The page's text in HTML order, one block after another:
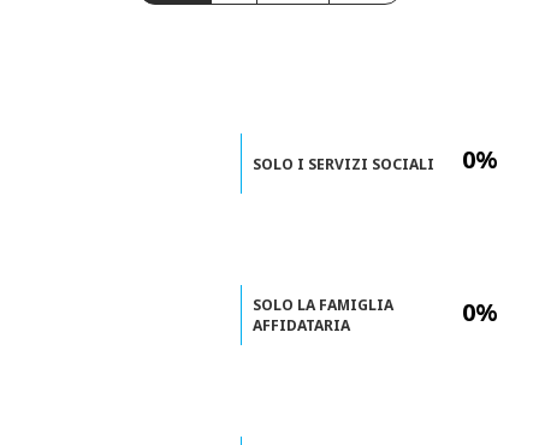
0%
0%
SOLO I SERVIZI SOCIALI
SOLO LA FAMIGLIA
AFFIDATARIA